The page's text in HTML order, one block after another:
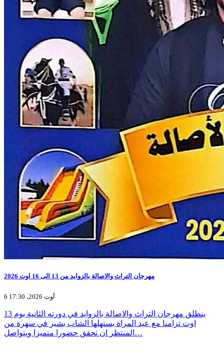
مهرجان التراث والاصالة بالزوايد من 13 الى 16 اوت 2026
6 أوت 2026، 17:30
ينطلق مهرجان التراث والاصالة بالزوايد في دورته الثانية يوم 13
اوت تزامنا مع عيد المراة يستهلها الشاب بشير في سهرة من
المنتظر ان تحقق حضورا متميزا ويتواصل…